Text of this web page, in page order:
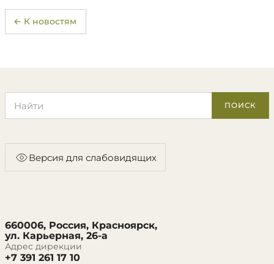
← К новостям
ПОИСК
Версия для слабовидящих
660006, Россия, Красноярск,
ул. Карьерная, 26-а
Адрес дирекции
+7 391 261 17 10